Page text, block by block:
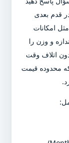
قدم بعدی
امکانات
و وزن را
اتلاف وقت
محدوده قیمت